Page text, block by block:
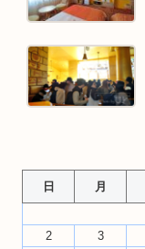
日 月
2
3